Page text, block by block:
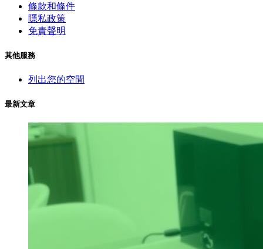
條款和條件
隱私政策
免責聲明
其他服務
列出您的空間
最新文章